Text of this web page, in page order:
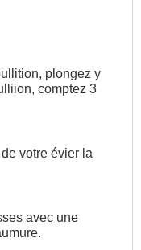
plongez y
comptez 3
votre évier la
avec une